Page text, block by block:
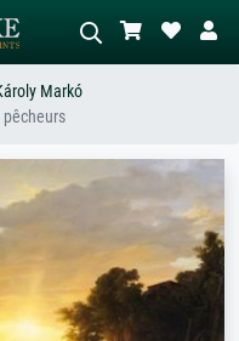
la scène – ex. prairie verte,
avec beaucoup de rouge,
sombre, nu debout près d'un
arbre.
Markó